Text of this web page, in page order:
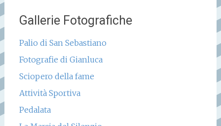
Gallerie Fotografiche
Palio di San Sebastiano
Fotografie di Gianluca
Sciopero della fame
Attività Sportiva
Pedalata